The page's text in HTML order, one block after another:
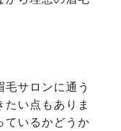
サロンに通う
い点もありま
ているかどうか